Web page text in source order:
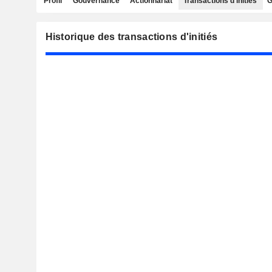
Historique des transactions d'initiés